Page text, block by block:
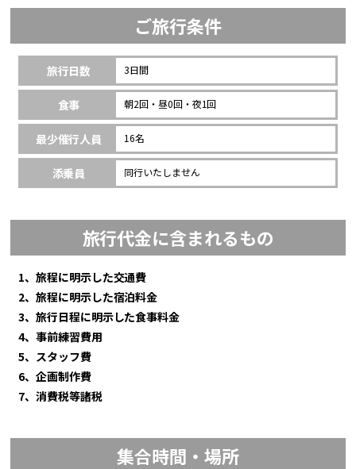
ご旅行条件
旅行日数 3日間
食事 朝2回・昼0回・夜1回
最少催行人員 16名
添乗員 同行いたしません
旅行代金に含まれるもの
1、旅程に明示した交通費
2、旅程に明示した宿泊料金
3、旅行日程に明示した食事料金
4、事前練習費用
5、スタッフ費
6、企画制作費
7、消費税等諸税
集合時間・場所